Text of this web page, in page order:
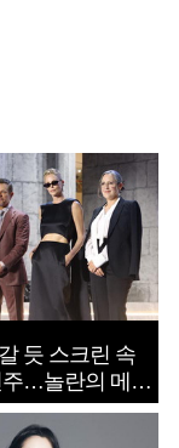
듯 스크린 속
…놀란의 메시
속죄’